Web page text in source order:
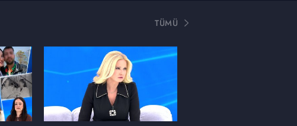
TÜMÜ